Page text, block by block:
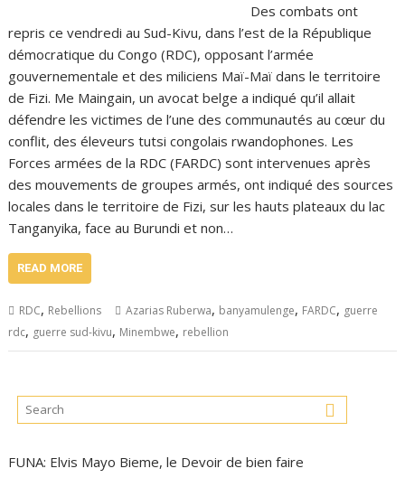
Des combats ont
repris ce vendredi au Sud-Kivu, dans l’est de la République
démocratique du Congo (RDC), opposant l’armée
gouvernementale et des miliciens Maï-Maï dans le territoire
de Fizi. Me Maingain, un avocat belge a indiqué qu’il allait
défendre les victimes de l’une des communautés au cœur du
conflit, des éleveurs tutsi congolais rwandophones. Les
Forces armées de la RDC (FARDC) sont intervenues après
des mouvements de groupes armés, ont indiqué des sources
locales dans le territoire de Fizi, sur les hauts plateaux du lac
Tanganyika, face au Burundi et non…
READ MORE
RDC, Rebellions Azarias Ruberwa, banyamulenge, FARDC, guerre
rdc, guerre sud-kivu, Minembwe, rebellion
FUNA: Elvis Mayo Bieme, le Devoir de bien faire